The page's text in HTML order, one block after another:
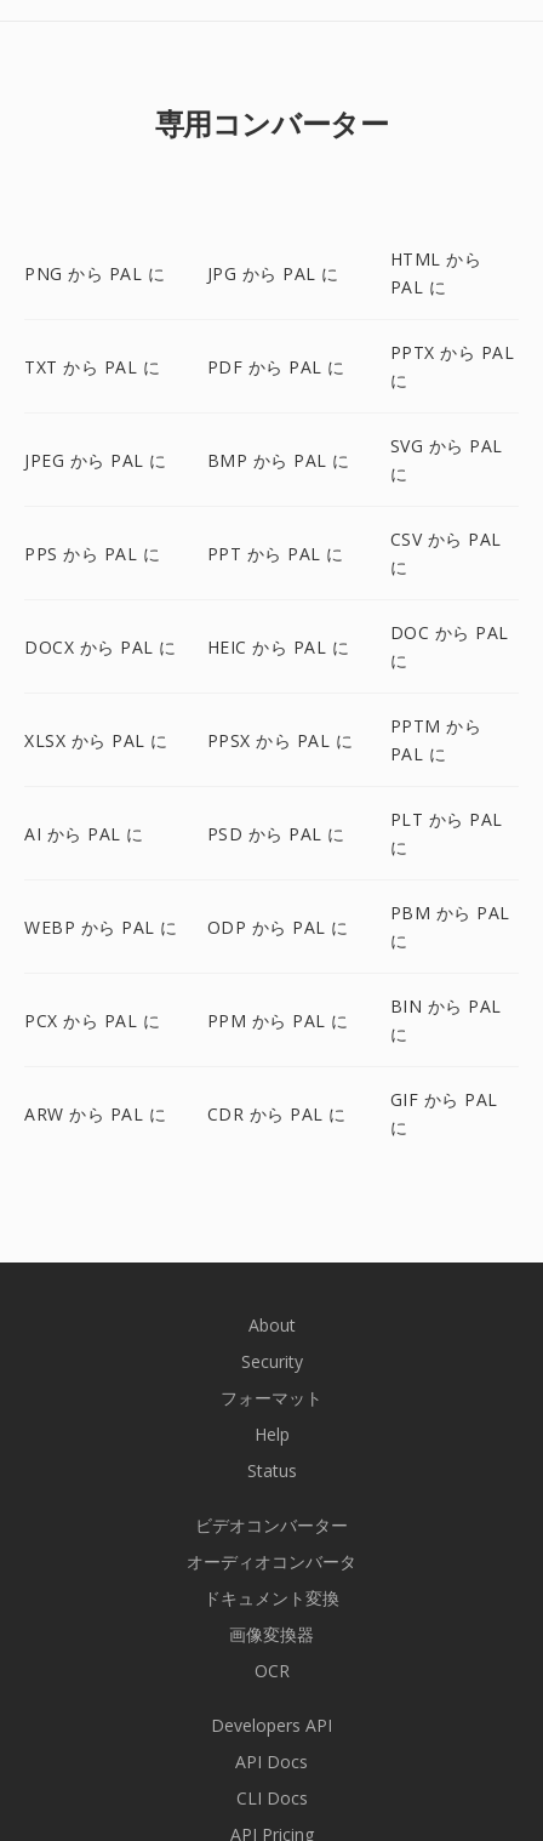
専用コンバーター
PNG から PAL に JPG から PAL に
HTML から
PAL に
TXT から PAL に PDF から PAL に
PPTX から PAL
に
JPEG から PAL に BMP から PAL に
SVG から PAL
に
PPS から PAL に PPT から PAL に
CSV から PAL
に
DOCX から PAL に HEIC から PAL に
DOC から PAL
に
XLSX から PAL に PPSX から PAL に
PPTM から
PAL に
AI から PAL に PSD から PAL に
PLT から PAL
に
WEBP から PAL に ODP から PAL に
PBM から PAL
に
PCX から PAL に PPM から PAL に
BIN から PAL
に
ARW から PAL に CDR から PAL に
GIF から PAL
に
About
Security
フォーマット
Help
Status
ビデオコンバーター
オーディオコンバータ
ドキュメント変換
画像変換器
OCR
Developers API
API Docs
CLI Docs
API Pricing